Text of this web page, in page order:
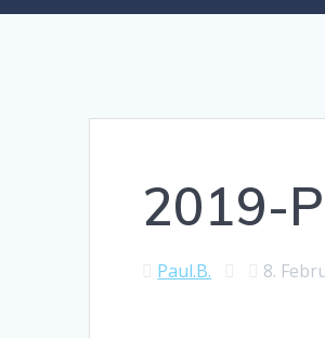
2019-
Paul.B. 8.